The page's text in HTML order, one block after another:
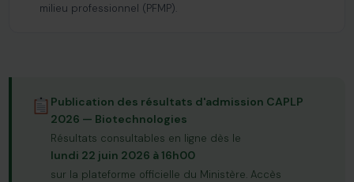
milieu professionnel (PFMP).
Publication des résultats d'admission CAPLP
2026 — Biotechnologies
Résultats consultables en ligne dès le
lundi 22 juin 2026 à 16h00
sur la plateforme officielle du Ministère. Accès